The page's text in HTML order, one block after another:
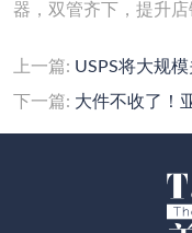
器，双管齐下，提升
上一篇: USPS将大规
下一篇: 大件不收了！